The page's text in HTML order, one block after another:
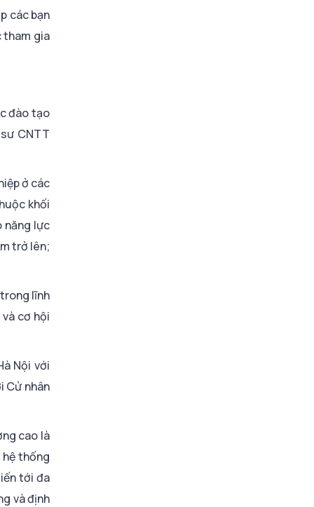
các bạn
tham gia
đào tạo
CNTT
ở các
khối
năng lực
trở lên;
lĩnh
cơ hội
Nội với
Cử nhân
cao là
thống
tới đa
và định